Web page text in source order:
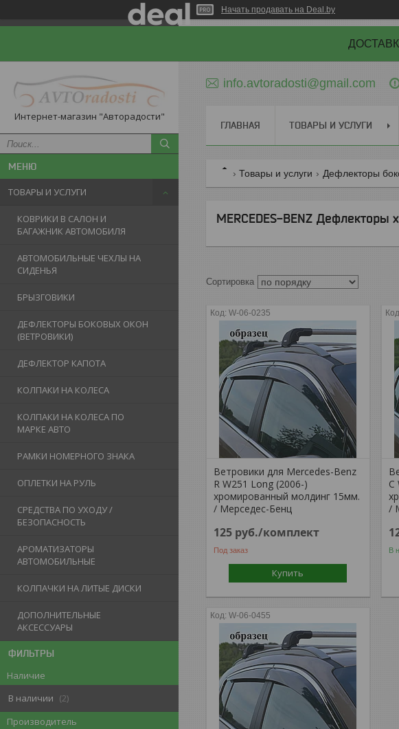
Начать продавать на Deal.by
Интернет-магазин "Авторадости"
ТОВАРЫ И УСЛУГИ
КОВРИКИ В САЛОН И
БАГАЖНИК АВТОМОБИЛЯ
АВТОМОБИЛЬНЫЕ ЧЕХЛЫ НА
СИДЕНЬЯ
БРЫЗГОВИКИ
ДЕФЛЕКТОРЫ БОКОВЫХ ОКОН
(ВЕТРОВИКИ)
ДЕФЛЕКТОР КАПОТА
КОЛПАКИ НА КОЛЕСА
КОЛПАКИ НА КОЛЕСА ПО
МАРКЕ АВТО
РАМКИ НОМЕРНОГО ЗНАКА
ОПЛЕТКИ НА РУЛЬ
СРЕДСТВА ПО УХОДУ /
БЕЗОПАСНОСТЬ
АРОМАТИЗАТОРЫ
АВТОМОБИЛЬНЫЕ
КОЛПАЧКИ НА ЛИТЫЕ ДИСКИ
ДОПОЛНИТЕЛЬНЫЕ
АКСЕССУАРЫ
ФИЛЬТРЫ
Наличие
В наличии
2
Производитель
info.avtoradosti@gmail.com
ГЛАВНАЯ ТОВАРЫ И УСЛУГИ
Товары и услуги Дефлекторы
MERCEDES-BENZ Дефлекторы
W-06-0235
Ветровики для Mercedes-Benz
R W251 Long (2006-)
хромированный молдинг 15мм.
/ Мерседес-Бенц
125 руб./комплект
Под заказ
Купить
C
/
В
W-06-0455